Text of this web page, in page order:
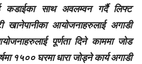
कडाईका साथ अवलम्वन गर्दै लिफ्ट
खानेपानीका आयोजनाहरुलाई अगाडी
पूर्णता दिने काममा जोड
१५०० घरमा धारा जोड्ने कार्य अगाडी